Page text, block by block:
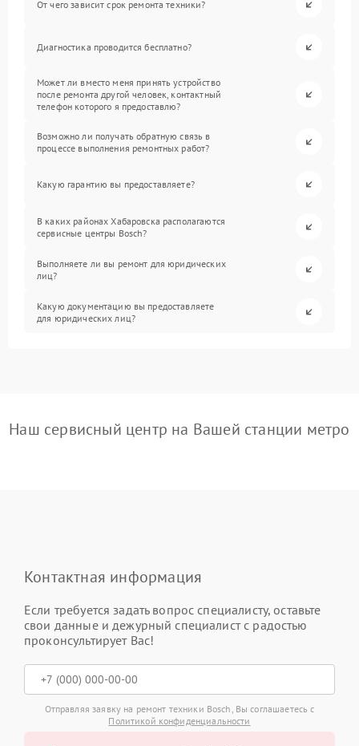
От чего зависит срок ремонта техники?
Диагностика проводится бесплатно?
Может ли вместо меня принять устройство
после ремонта другой человек, контактный
телефон которого я предоставлю?
Возможно ли получать обратную связь в
процессе выполнения ремонтных работ?
Какую гарантию вы предоставляете?
В каких районах Хабаровска располагаются
сервисные центры Bosch?
Выполняете ли вы ремонт для юридических
лиц?
Какую документацию вы предоставляете
для юридических лиц?
Наш сервисный центр на Вашей станции метро
Контактная информация
Если требуется задать вопрос специалисту, оставьте
свои данные и дежурный специалист с радостью
проконсультирует Вас!
Отправляя заявку на ремонт техники Bosch, Вы соглашаетесь с
Политикой конфиденциальности